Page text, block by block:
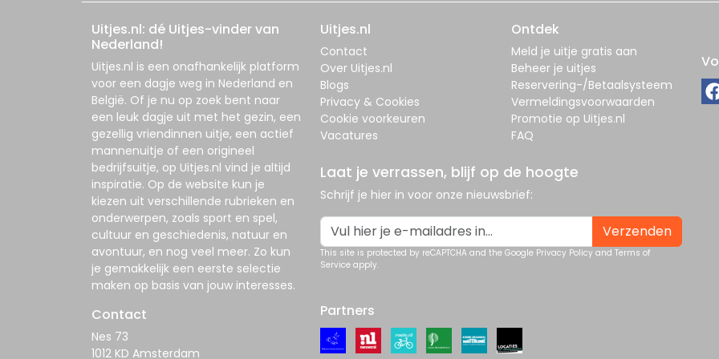
Uitjes.nl: dé Uitjes-vinder van
Nederland!
Uitjes.nl is een onafhankelijk platform
voor een dagje weg in Nederland en
België. Of je nu op zoek bent naar
een leuk dagje uit met het gezin, een
gezellig vriendinnen uitje, een actief
mannenuitje of een origineel
bedrijfsuitje, op Uitjes.nl vind je altijd
inspiratie. Op de website kun je
kiezen uit verschillende rubrieken en
onderwerpen, zoals sport en spel,
cultuur en geschiedenis, natuur en
avontuur, en nog veel meer. Zo kun
je gemakkelijk een eerste selectie
maken op basis van jouw interesses.
Contact
Nes 73
1012 KD Amsterdam
Uitjes.nl
Contact
Over Uitjes.nl
Blogs
Privacy & Cookies
Cookie voorkeuren
Vacatures
Ontdek
Meld je uitje gratis aan
Beheer je uitjes
Reservering-/Betaalsysteem
Vermeldingsvoorwaarden
Promotie op Uitjes.nl
FAQ
Laat je verrassen, blijf op de hoogte
Schrijf je hier in voor onze nieuwsbrief:
Verzenden
This site is protected by reCAPTCHA and the Google Privacy Policy and Terms of
Service apply.
Partners